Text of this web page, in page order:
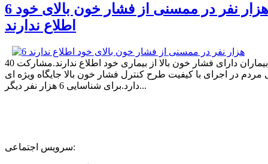
6 هزار نفر در ممسنی از فشار خون بالای خود
اطلاع ندارند
40 درصد بیماران دارای فشار خون بالا از بیماری خود اطلاع ندارند.مشارکت
در اجرای با کیفیت طرح کنترل فشار خون بالا جایگاه ویژه ای
دارد.برای شناسایی 6 هزار نفر دیگر...
سرویس اجتماعی: